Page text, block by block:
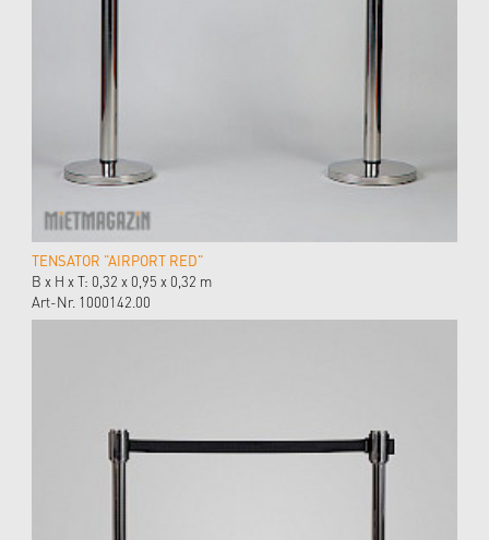
TENSATOR "AIRPORT RED"
B x H x T: 0,32 x 0,95 x 0,32 m
Art-Nr. 1000142.00